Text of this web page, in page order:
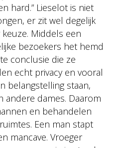
hard.” Lieselot is niet
er zit wel degelijk
Middels een
bezoekers het hemd
conclusie die ze
echt privacy en vooral
belangstelling staan,
andere dames. Daarom
en behandelen
Een man stapt
mancave. Vroeger